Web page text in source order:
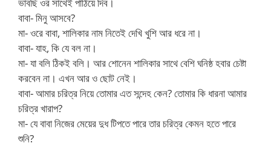
বাবা- মিনু আসবে?
মা- ওরে বাবা, শালিকার নাম নিতেই দেখি খুশি আর ধরে না।
বাবা- যাহ, কি যে বল না।
মা- যা বলি ঠিকই বলি। আর শোনেন শালিকার সাথে বেশি ঘনিষ্ঠ হবার চেষ্টা
করবেন না। এখন আর ও ছোট নেই।
বাবা- আমার চরিত্র নিয়ে তোমার এত সন্দেহ কেন? তোমার কি ধারনা আমার
চরিত্র খারাপ?
মা- যে বাবা নিজের মেয়ের দুধ টিপতে পারে তার চরিত্র কেমন হতে পারে
শুনি?